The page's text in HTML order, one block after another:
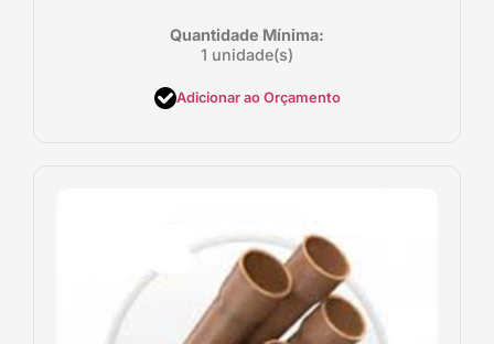
Quantidade Mínima:
1 unidade(s)
Adicionar ao Orçamento